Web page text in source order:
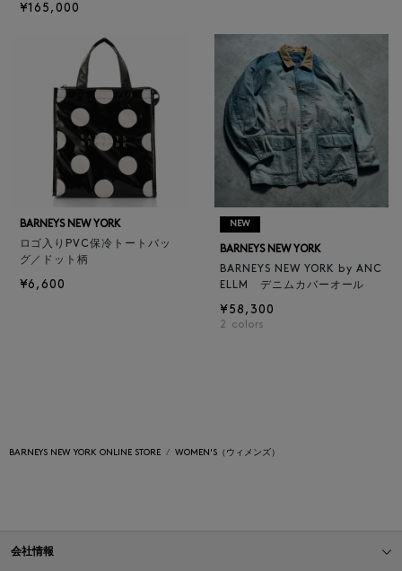
¥165,000
BARNEYS NEW YORK
ロゴ入りPVC保冷トートバッ
グ／ドット柄
¥6,600
NEW
BARNEYS NEW YORK
BARNEYS NEW YORK by ANC
ELLM デニムカバーオール
¥58,300
2 colors
BARNEYS NEW YORK ONLINE STORE WOMEN'S（ウィメンズ）
会社情報